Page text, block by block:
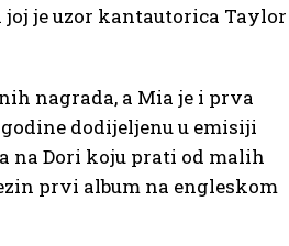
je uzor kantautorica Taylor
nagrada, a Mia je i prva
godine dodijeljenu u emisiji
na Dori koju prati od malih
prvi album na engleskom